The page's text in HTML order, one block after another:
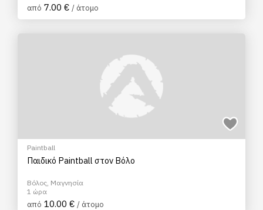
από 7.00 € / άτομο
Paintball
Παιδικό Paintball στον Βόλο
Βόλος, Μαγνησία
1 ώρα
από 10.00 € / άτομο